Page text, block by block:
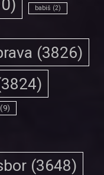
babiš (2)
(3826)
(9)
(3648)